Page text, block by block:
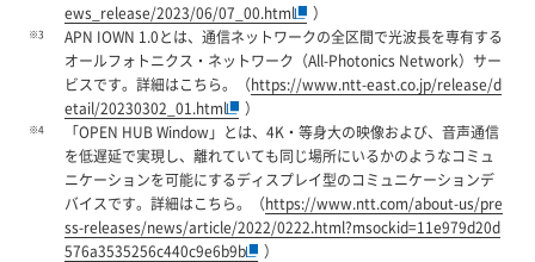
ews_release/2023/06/07_00.html
）
※3
APN IOWN 1.0とは、通信ネットワークの全区間で光波長を専有する
オールフォトニクス・ネットワーク（All-Photonics Network）サー
ビスです。詳細はこちら。（https://www.ntt-east.co.jp/release/d
etail/20230302_01.html
）
※4
「OPEN HUB Window」とは、4K・等身大の映像および、音声通信
を低遅延で実現し、離れていても同じ場所にいるかのようなコミュ
ニケーションを可能にするディスプレイ型のコミュニケーションデ
バイスです。詳細はこちら。（https://www.ntt.com/about-us/pre
ss-releases/news/article/2022/0222.html?msockid=11e979d20d
576a3535256c440c9e6b9b
）